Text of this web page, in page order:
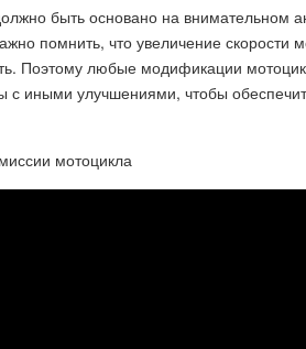
быть основано на внимательном
помнить, что увеличение скорости
Поэтому любые модификации
иными улучшениями, чтобы
мотоцикла